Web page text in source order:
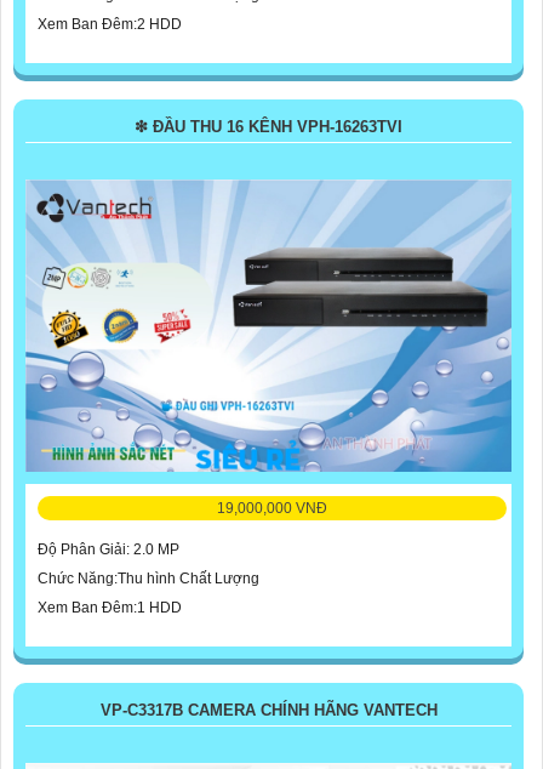
Xem Ban Đêm:2 HDD
❇ ĐẦU THU 16 KÊNH VPH-16263TVI
19,000,000 VNĐ
Độ Phân Giải: 2.0 MP
Chức Năng:Thu hình Chất Lượng
Xem Ban Đêm:1 HDD
VP-C3317B CAMERA CHÍNH HÃNG VANTECH